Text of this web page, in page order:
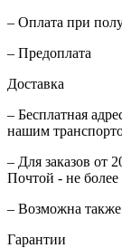
– Оплата при
– Предоплата
Доставка
– Бесплатная
нашим
– Для заказов от
Почтой - не более
– Возможна также
Гарантии